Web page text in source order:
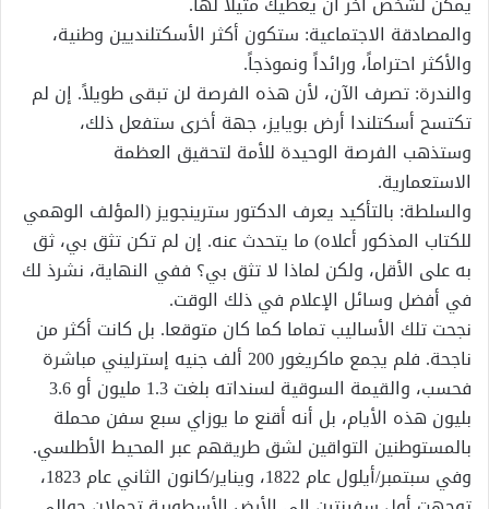
والمصادقة الاجتماعية: ستكون أكثر الأسكتلنديين وطنية،
والأكثر احتراماً، ورائداً ونموذجاً.
والندرة: تصرف الآن، لأن هذه الفرصة لن تبقى طويلاً. إن لم
تكتسح أسكتلندا أرض بويايز، جهة أخرى ستفعل ذلك،
وستذهب الفرصة الوحيدة للأمة لتحقيق العظمة
الاستعمارية.
والسلطة: بالتأكيد يعرف الدكتور سترينجويز (المؤلف الوهمي
للكتاب المذكور أعلاه) ما يتحدث عنه. إن لم تكن تثق بي، ثق
به على الأقل، ولكن لماذا لا تثق بي؟ ففي النهاية، نشرذ لك
في أفضل وسائل الإعلام في ذلك الوقت.
نجحت تلك الأساليب تماما كما كان متوقعا. بل كانت أكثر من
ناجحة. فلم يجمع ماكريغور 200 ألف جنيه إسترليني مباشرة
فحسب، والقيمة السوقية لسنداته بلغت 1.3 مليون أو 3.6
بليون هذه الأيام، بل أنه أقنع ما يوزاي سبع سفن محملة
بالمستوطنين التواقين لشق طريقهم عبر المحيط الأطلسي.
وفي سبتمبر/أيلول عام 1822، ويناير/كانون الثاني عام 1823،